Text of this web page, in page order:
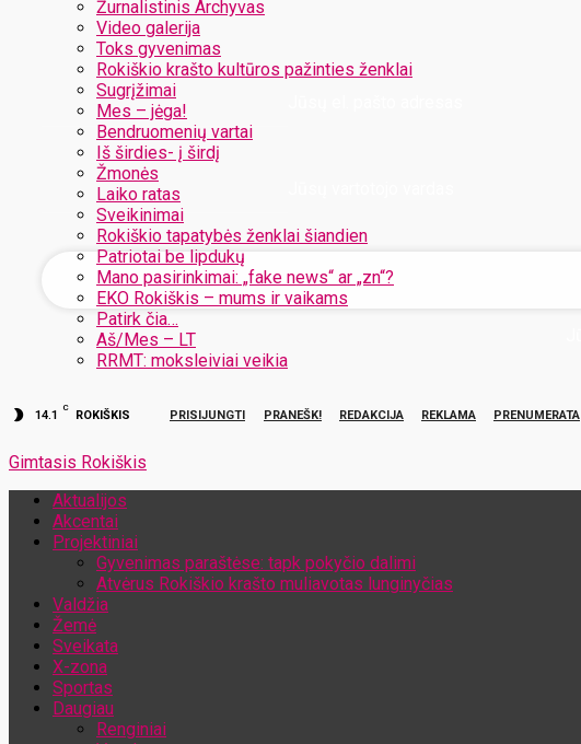
Žurnalistinis Archyvas
Video galerija
Toks gyvenimas
Rokiškio krašto kultūros pažinties ženklai
Sugrįžimai
Mes – jėga!
Bendruomenių vartai
Iš širdies- į širdį
Žmonės
Laiko ratas
Sveikinimai
Rokiškio tapatybės ženklai šiandien
Patriotai be lipdukų
Mano pasirinkimai: „fake news“ ar „zn“?
EKO Rokiškis – mums ir vaikams
Patirk čia…
Aš/Mes – LT
RRMT: moksleiviai veikia
14.1
C
ROKIŠKIS PRISIJUNGTI PRANEŠK! REDAKCIJA REKLAMA PRENUMERATA
Gimtasis Rokiškis
Aktualijos
Akcentai
Projektiniai
Gyvenimas paraštėse: tapk pokyčio dalimi
Atvėrus Rokiškio krašto muliavotas lunginyčias
Valdžia
Žemė
Sveikata
X-zona
Sportas
Daugiau
Renginiai